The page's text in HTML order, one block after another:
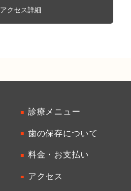
アクセス詳細
診療メニュー
歯の保存について
料金・お支払い
アクセス